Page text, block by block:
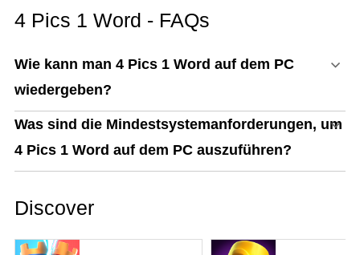
Play
4 Pics 1 Word - FAQs
Wie kann man 4 Pics 1 Word auf dem PC
wiedergeben?
Was sind die Mindestsystemanforderungen, um
4 Pics 1 Word auf dem PC auszuführen?
Discover